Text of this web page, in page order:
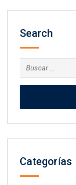
Search
Buscar:
Categorías